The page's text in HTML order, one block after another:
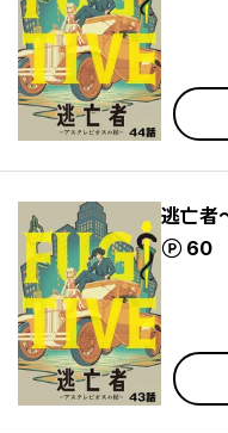
逃亡者
60
ポイント